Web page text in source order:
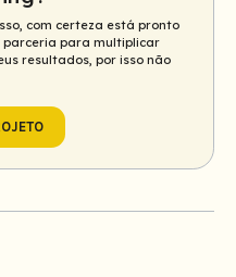
com certeza está pronto
parceria para multiplicar
resultados, por isso não